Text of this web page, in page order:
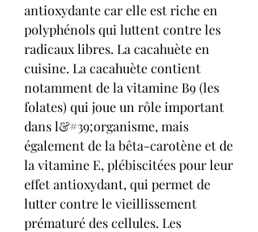
antioxydante car elle est riche en
polyphénols qui luttent contre les
radicaux libres. La cacahuète en
cuisine. La cacahuète contient
notamment de la vitamine B9 (les
folates) qui joue un rôle important
dans l&#39;organisme, mais
également de la bêta-carotène et de
la vitamine E, plébiscitées pour leur
effet antioxydant, qui permet de
lutter contre le vieillissement
prématuré des cellules. Les